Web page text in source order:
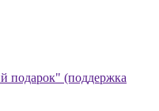
подарок" (поддержка